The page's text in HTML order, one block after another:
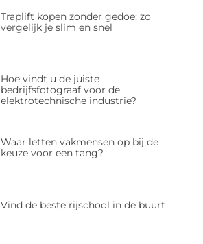
Traplift kopen zonder gedoe: zo
vergelijk je slim en snel
Hoe vindt u de juiste
bedrijfsfotograaf voor de
elektrotechnische industrie?
Waar letten vakmensen op bij de
keuze voor een tang?
Vind de beste rijschool in de buurt